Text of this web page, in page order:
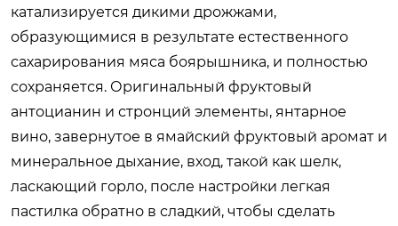
катализируется дикими дрожжами,
образующимися в результате естественного
сахарирования мяса боярышника, и полностью
сохраняется. Оригинальный фруктовый
антоцианин и стронций элементы, янтарное
вино, завернутое в ямайский фруктовый аромат и
минеральное дыхание, вход, такой как шелк,
ласкающий горло, после настройки легкая
пастилка обратно в сладкий, чтобы сделать